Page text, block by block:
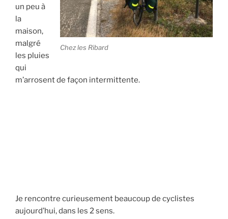
Chez les Ribard
un peu à
la
maison,
malgré
les pluies
qui
m’arrosent de façon intermittente.
Je rencontre curieusement beaucoup de cyclistes
aujourd’hui, dans les 2 sens.